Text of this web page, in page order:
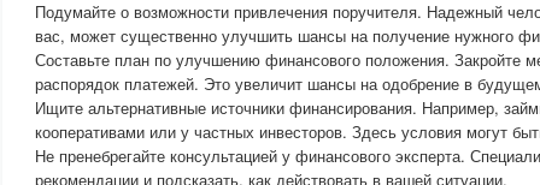
Подумайте о возможности привлечения поручителя. Надежный
вас, может существенно улучшить шансы на получение нужного
Составьте план по улучшению финансового положения. Закройте
распорядок платежей. Это увеличит шансы на одобрение в
Ищите альтернативные источники финансирования. Например,
кооперативами или у частных инвесторов. Здесь условия могут
Не пренебрегайте консультацией у финансового эксперта.
рекомендации и подсказать, как действовать в вашей ситуации.